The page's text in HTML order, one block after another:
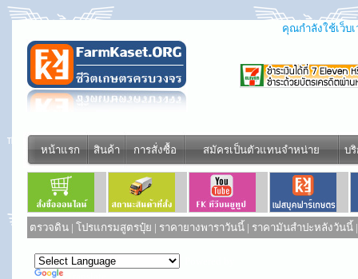
คุณกำลังใช้เว็บ
หน้าแรก สินค้า การสั่งซื้อ สมัครเป็นตัวแทนจำหน่าย บ
ตรวจดิน | โปรแกรมสูตรปุ๋ย | ราคายางพาราวันนี้ | ราคามันสำปะหลังวันนี้